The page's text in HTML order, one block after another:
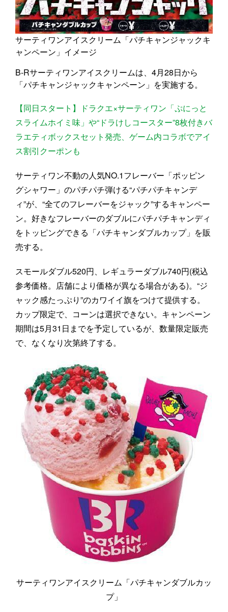
サーティワンアイスクリーム「パチキャンジャックキ
ャンペーン」イメージ
B-Rサーティワンアイスクリームは、4月28日から
「パチキャンジャックキャンペーン」を実施する。
【同日スタート】ドラクエ×サーティワン「ぷにっと
スライムホイミ味」や“ドラけしコースター”8枚付きバ
ラエティボックスセット発売、ゲーム内コラボでアイ
ス割引クーポンも
サーティワン不動の人気NO.1フレーバー「ポッピン
グシャワー」のパチパチ弾ける“パチパチキャンデ
ィ”が、“全てのフレーバーをジャック”するキャンペー
ン。好きなフレーバーのダブルにパチパチキャンディ
をトッピングできる「パチキャンダブルカップ」を販
売する。
スモールダブル520円、レギュラーダブル740円(税込
参考価格。店舗により価格が異なる場合がある)。“ジ
ャック感たっぷり”のカワイイ旗をつけて提供する。
カップ限定で、コーンは選択できない。キャンペーン
期間は5月31日までを予定しているが、数量限定販売
で、なくなり次第終了する。
サーティワンアイスクリーム「パチキャンダブルカッ
プ」